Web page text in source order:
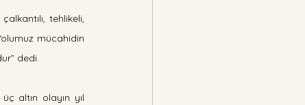
tehlikeli,
mücahidin
dedi.
altın olayın yıl